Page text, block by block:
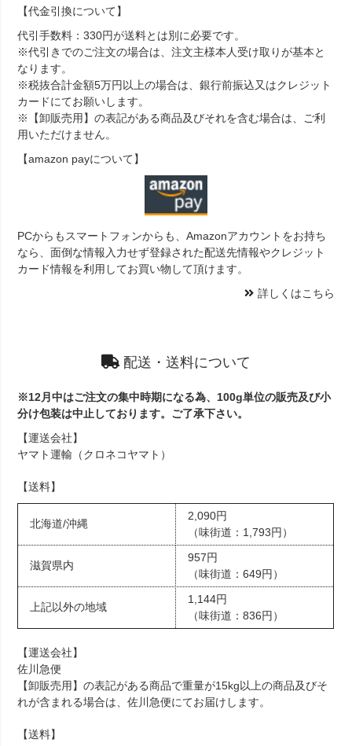
【代金引換について】
代引手数料：330円が送料とは別に必要です。
※代引きでのご注文の場合は、注文主様本人受け取りが基本と
なります。
※税抜合計金額5万円以上の場合は、銀行前振込又はクレジット
カードにてお願いします。
※【卸販売用】の表記がある商品及びそれを含む場合は、ご利
用いただけません。
【amazon payについて】
PCからもスマートフォンからも、Amazonアカウントをお持ち
なら、面倒な情報入力せず登録された配送先情報やクレジット
カード情報を利用してお買い物して頂けます。
詳しくはこちら
配送・送料について
※12月中はご注文の集中時期になる為、100g単位の販売及び小
分け包装は中止しております。ご了承下さい。
【運送会社】
ヤマト運輸（クロネコヤマト）
【送料】
北海道/沖縄
2,090円
（味街道：1,793円）
滋賀県内
957円
（味街道：649円）
上記以外の地域
1,144円
（味街道：836円）
【運送会社】
佐川急便
【卸販売用】の表記がある商品で重量が15kg以上の商品及びそ
れが含まれる場合は、佐川急便にてお届けします。
【送料】